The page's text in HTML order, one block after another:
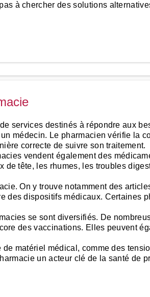
à chercher des solutions
services destinés à répondre aux
médecin. Le pharmacien vérifie la
correcte de suivre son traitement.
vendent également des
de tête, les rhumes, les troubles
On y trouve notamment des
des dispositifs médicaux. Certaines
se sont diversifiés. De
des vaccinations. Elles peuvent
matériel médical, comme des
un acteur clé de la santé de